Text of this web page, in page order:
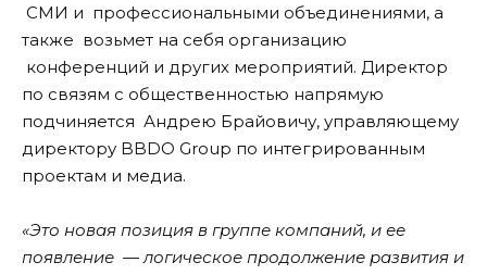
СМИ и профессиональными объединениями, а
также возьмет на себя организацию
конференций и других мероприятий. Директор
по связям с общественностью напрямую
подчиняется Андрею Брайовичу, управляющему
директору BBDO Group по интегрированным
проектам и медиа.
«Это новая позиция в группе компаний, и ее
появление — логическое продолжение развития и